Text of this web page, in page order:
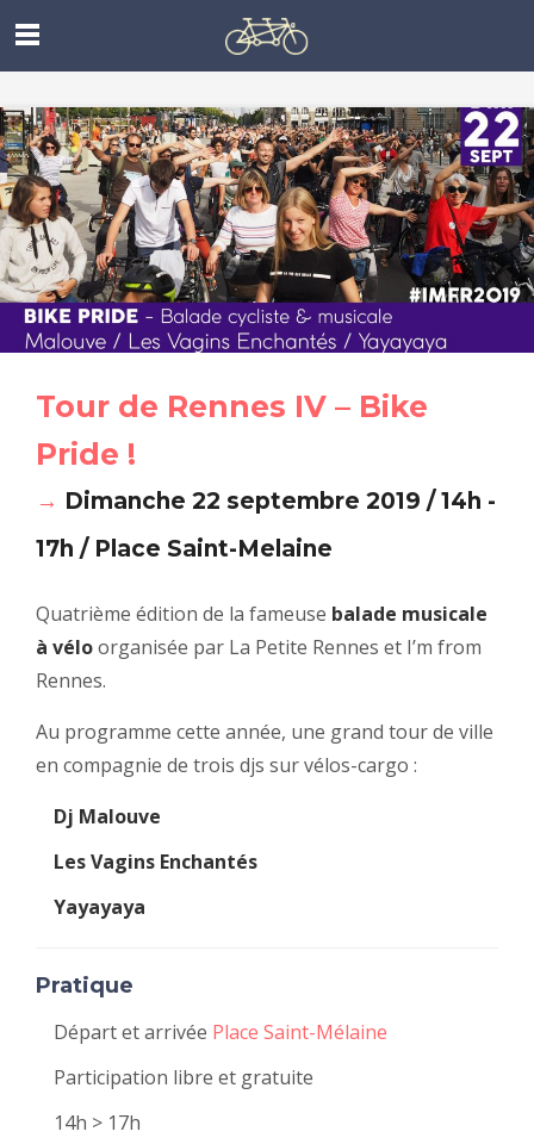
Tour de Rennes IV – Bike
Pride !
→ Dimanche 22 septembre 2019 / 14h -
17h / Place Saint-Melaine
Quatrième édition de la fameuse balade musicale
à véloorganisée par La Petite Rennes et I’m from
Rennes.
Au programme cette année, une grand tour de ville
en compagnie de trois djs sur vélos-cargo :
Dj Malouve
Les Vagins Enchantés
Yayayaya
Pratique
Départ et arrivée Place Saint-Mélaine
Participation libre et gratuite
14h > 17h